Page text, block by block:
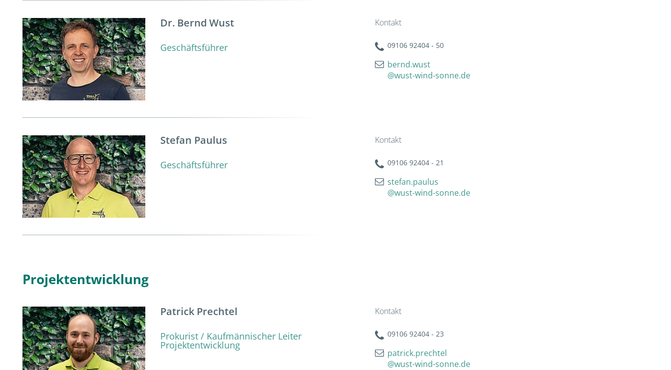
Dr. Bernd Wust
Geschäftsführer
Kontakt
09106 92404 - 50
bernd.wust
@wust-wind-sonne.de
Stefan Paulus
Geschäftsführer
Kontakt
09106 92404 - 21
stefan.paulus
@wust-wind-sonne.de
Projektentwicklung
Patrick Prechtel
Prokurist / Kaufmännischer Leiter
Projektentwicklung
Kontakt
09106 92404 - 23
patrick.prechtel
@wust-wind-sonne.de